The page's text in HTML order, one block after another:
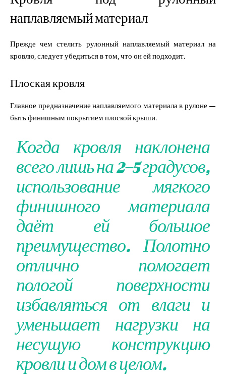
наплавляемый материал
Прежде чем стелить рулонный наплавляемый материал на
кровлю, следует убедиться в том, что он ей подходит.
Плоская кровля
Главное предназначение наплавляемого материала в рулоне —
быть финишным покрытием плоской крыши.
Когда кровля наклонена
всего лишь на 2–5 градусов,
использование мягкого
финишного материала
даёт ей большое
преимущество. Полотно
отлично помогает
пологой поверхности
избавляться от влаги и
уменьшает нагрузки на
несущую конструкцию
кровли и дом в целом.